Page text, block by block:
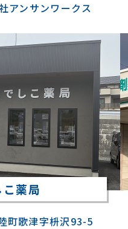
アンサンワークス
薬局
町歌津字枡沢93-5